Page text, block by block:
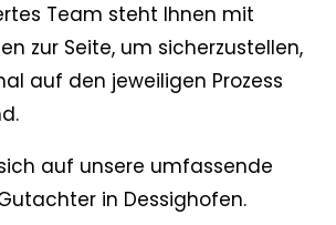
Team steht Ihnen mit
zur Seite, um sicherzustellen,
auf den jeweiligen Prozess
auf unsere umfassende
in Dessighofen.